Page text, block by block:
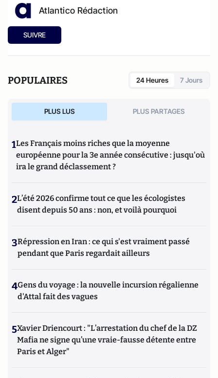
Atlantico Rédaction
SUIVRE
POPULAIRES 24 Heures 7 Jours
PLUS LUS PLUS PARTAGES
1Les Français moins riches que la moyenne
européenne pour la 3e année consécutive : jusqu'où
ira le grand déclassement ?
2L’été 2026 confirme tout ce que les écologistes
disent depuis 50 ans : non, et voilà pourquoi
3Répression en Iran : ce qui s'est vraiment passé
pendant que Paris regardait ailleurs
4Gens du voyage : la nouvelle incursion régalienne
d'Attal fait des vagues
5Xavier Driencourt : "L’arrestation du chef de la DZ
Mafia ne signe qu’une vraie-fausse détente entre
Paris et Alger"